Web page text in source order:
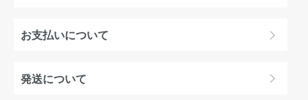
お支払いについて
発送について